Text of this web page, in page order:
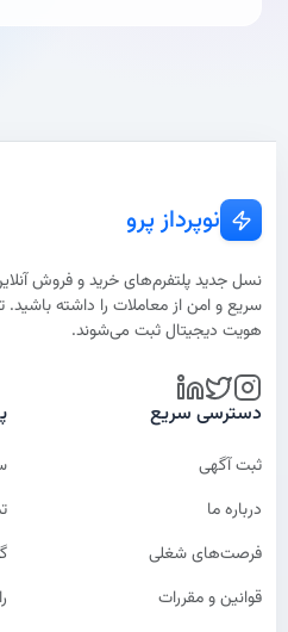
نوپرداز پرو
نسل جدید پلتفرم‌های خرید و فروش
سریع و امن از معاملات را داشته
هویت دیجیتال ثبت می‌شوند.
دسترسی سریع
ثبت آگهی
درباره ما
فرصت‌های شغلی
قوانین و مقررات